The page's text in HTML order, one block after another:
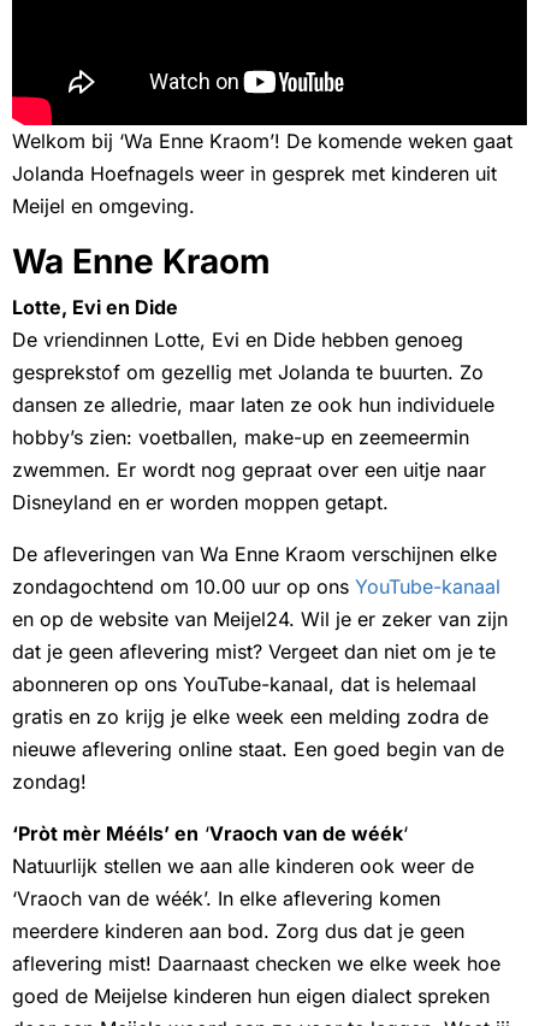
Welkom bij ‘Wa Enne Kraom’! De komende weken gaat
Jolanda Hoefnagels weer in gesprek met kinderen uit
Meijel en omgeving.
Wa Enne Kraom
Lotte, Evi en Dide
De vriendinnen Lotte, Evi en Dide hebben genoeg
gesprekstof om gezellig met Jolanda te buurten. Zo
dansen ze alledrie, maar laten ze ook hun individuele
hobby’s zien: voetballen, make-up en zeemeermin
zwemmen. Er wordt nog gepraat over een uitje naar
Disneyland en er worden moppen getapt.
De afleveringen van Wa Enne Kraom verschijnen elke
zondagochtend om 10.00 uur op ons YouTube-kanaal
en op de website van Meijel24. Wil je er zeker van zijn
dat je geen aflevering mist? Vergeet dan niet om je te
abonneren op ons YouTube-kanaal, dat is helemaal
gratis en zo krijg je elke week een melding zodra de
nieuwe aflevering online staat. Een goed begin van de
zondag!
‘Pròt mèr Mééls’ en ‘Vraoch van de wéék‘
Natuurlijk stellen we aan alle kinderen ook weer de
‘Vraoch van de wéék’. In elke aflevering komen
meerdere kinderen aan bod. Zorg dus dat je geen
aflevering mist! Daarnaast checken we elke week hoe
goed de Meijelse kinderen hun eigen dialect spreken